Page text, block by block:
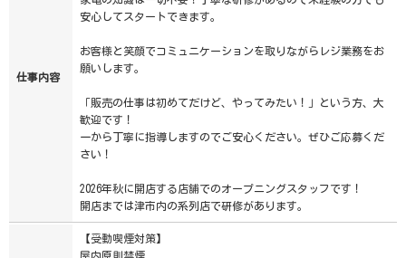
仕事内容
安心してスタートできます。
お客様と笑顔でコミュニケーションを取りながらレジ業務をお
願いします。
「販売の仕事は初めてだけど、やってみたい！」という方、大
歓迎です！
一から丁寧に指導しますのでご安心ください。ぜひご応募くだ
さい！
2026年秋に開店する店舗でのオープニングスタッフです！
開店までは津市内の系列店で研修があります。
【受動喫煙対策】
屋内原則禁煙